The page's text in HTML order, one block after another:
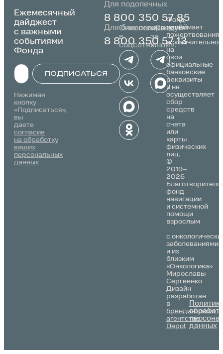
Для подопечных
8 800 350 57 85
Для благотворителей
8 800 350 57 13
Ежемесячный
дайджест
с важными
событиями
Фонда
ПОДПИСАТЬСЯ
Нажимая
кнопку
«Подписаться»,
вы
даете
согласие
на обработку
ваших
персональных
данных
Онкологика
в
соцсетях:
«Следуй
за
мной»:
Дизайн
разработан
в
брендинговом
агентстве
Depot
©
2019–
2026
фонд
навигации
и системной
помощи
взрослым
с
заболеваниями
и их
близким
«Онкологика»
Мирославы
Сергеенко
Фонд
принимает
пожертвования
исключительно
на
свои
официальные
банковские
реквизиты
и не
осуществляет
сбор
средств
на
счета
или
карты
физических
лиц.
данных